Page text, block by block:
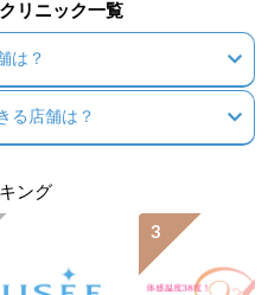
リニック一覧
は？
る店舗は？
ング